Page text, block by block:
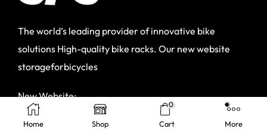
Home Shop
0
Cart More
The world’s leading provider of innovative bike
solutions High-quality bike racks. Our new website
storageforbicycles
New Website:
https://storageforsports.com